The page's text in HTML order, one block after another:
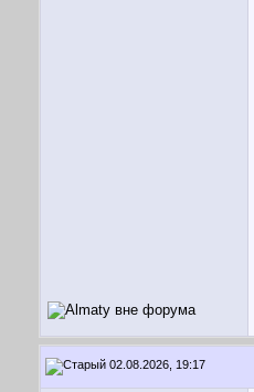
02.08.2026, 19:17